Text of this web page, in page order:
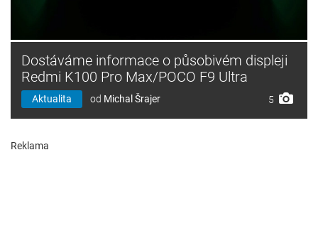
Dostáváme informace o působivém displeji
Redmi K100 Pro Max/POCO F9 Ultra
Aktualita od Michal Šrajer 5
Reklama